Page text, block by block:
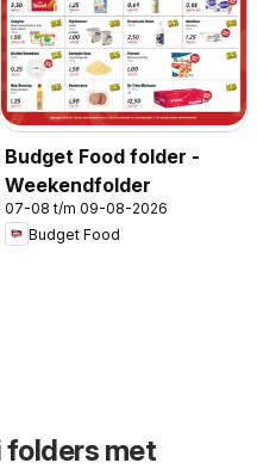
Budget Food folder -
Weekendfolder
07-08 t/m 09-08-2026
Budget Food
folders met